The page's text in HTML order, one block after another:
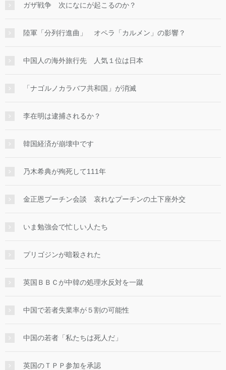
ガザ戦争 次になにが起こるのか？
陸軍「分列行進曲」 オペラ「カルメン」の影響？
中国人の海外旅行先 人気１位は日本
「ナゴルノカラバフ共和国」が消滅
李在明は逮捕されるか？
韓国経済が崩壊中です
乃木希典が殉死して111年
金正恩プーチン会談 哀れなプーチンの土下座外交
いま勉強会で忙しい人たち
プリゴジンが暗殺された
英国ＢＢＣが中韓の処理水反対を一蹴
中国で若者失業率が５割の可能性
中国の若者「私たちは死人だ」
英国のＴＰＰ参加を承認